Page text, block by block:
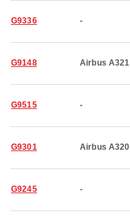
G9336 -
G9148 Airbus A321
G9515 -
G9301 Airbus A320
G9245 -